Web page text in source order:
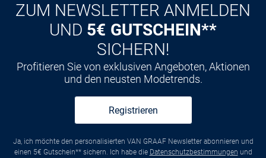
ZUM NEWSLETTER ANMELDEN
UND 5€ GUTSCHEIN**
SICHERN!
Profitieren Sie von exklusiven Angeboten, Aktionen
und den neusten Modetrends.
Registrieren
Ja, ich möchte den personalisierten VAN GRAAF Newsletter abonnieren und
einen 5€ Gutschein** sichern. Ich habe die Datenschutzbestimmungen und